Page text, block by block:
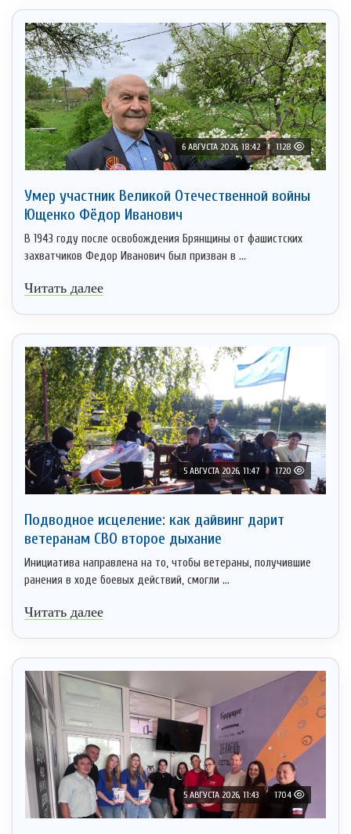
6 АВГУСТА 2026, 18:42 1128
Умер участник Великой Отечественной войны
Ющенко Фёдор Иванович
В 1943 году после освобождения Брянщины от фашистских
захватчиков Федор Иванович был призван в ...
Читать далее
5 АВГУСТА 2026, 11:47 1720
Подводное исцеление: как дайвинг дарит
ветеранам СВО второе дыхание
Инициатива направлена на то, чтобы ветераны, получившие
ранения в ходе боевых действий, смогли ...
Читать далее
5 АВГУСТА 2026, 11:43 1704